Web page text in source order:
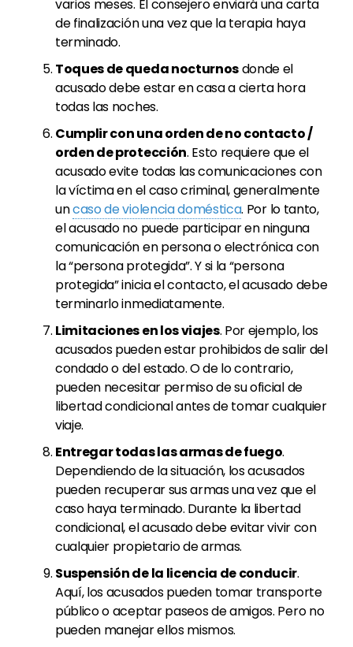
varios meses. El consejero enviará una carta
de finalización una vez que la terapia haya
terminado.
Toques de queda nocturnosdonde el
acusado debe estar en casa a cierta hora
todas las noches.
Cumplir con una orden de no contacto /
orden de protección. Esto requiere que el
acusado evite todas las comunicaciones con
la víctima en el caso criminal, generalmente
uncaso de violencia doméstica. Por lo tanto,
el acusado no puede participar en ninguna
comunicación en persona o electrónica con
la “persona protegida”. Y si la “persona
protegida” inicia el contacto, el acusado debe
terminarlo inmediatamente.
Limitaciones en los viajes. Por ejemplo, los
acusadospueden estar prohibidos de salir del
condado o del estado. O de lo contrario,
pueden necesitar permiso de su oficial de
libertad condicional antes de tomar cualquier
viaje.
Entregar todas las armas de fuego.
Dependiendo de la situación, los acusados
pueden recuperar sus armas una vez que el
caso haya terminado. Durante la libertad
condicional, el acusado debe evitar vivir con
cualquier propietario de armas.
Suspensión de la licencia de conducir.
Aquí, los acusadospueden tomar transporte
público o aceptar paseos de amigos. Pero no
pueden manejar ellos mismos.